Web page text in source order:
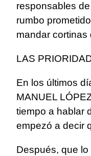
responsables
rumbo
mandar cortinas
LAS
En los últimos
MANUEL
tiempo a hablar
empezó a decir
Después, que